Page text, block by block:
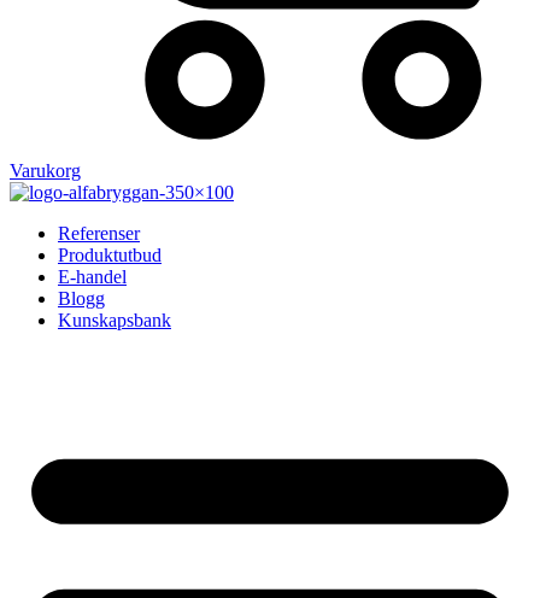
Varukorg
Referenser
Produktutbud
E-handel
Blogg
Kunskapsbank